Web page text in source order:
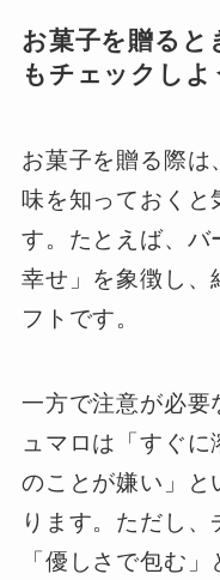
お菓子を贈ると
もチェックしよ
お菓子を贈る際は
味を知っておくと
す。たとえば、バ
幸せ」を象徴し、
フトです。
一方で注意が必要
ュマロは「すぐ
のことが嫌い」と
ります。ただし
「優しさで包む